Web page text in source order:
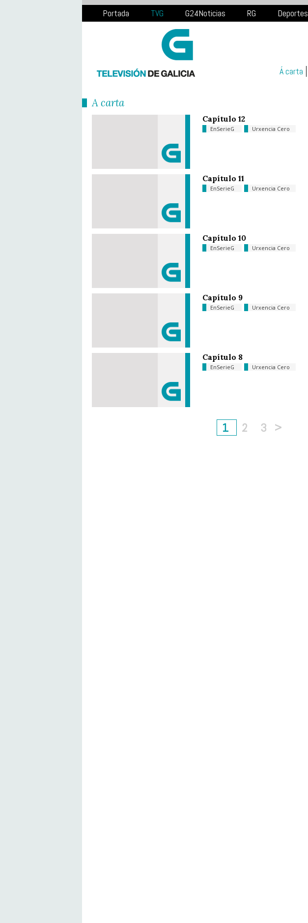
Portada TVG G24Noticias RG Deportes
Á carta
Á carta
Capítulo 12
EnSerieG Urxencia Cero
Capítulo 11
EnSerieG Urxencia Cero
Capítulo 10
EnSerieG Urxencia Cero
Capítulo 9
EnSerieG Urxencia Cero
Capítulo 8
EnSerieG Urxencia Cero
1 2 3 >